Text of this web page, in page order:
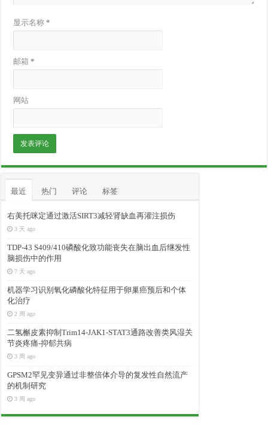
显示名称*
邮箱*
网站
最近 热门 评论 标签
右美托咪定通过激活SIRT3减轻肾缺血再灌注损伤
3 天 ago
TDP-43 S409/410磷酸化致功能丧失在脑出血后继发性
脑损伤中的作用
7 天 ago
机器学习识别氧化磷酸化特征用于卵巢癌预后和个体
化治疗
2 周 ago
二氢槲皮素抑制Trim14-JAK1-STAT3通路改善类风湿关
节炎疼痛-抑郁共病
3 周 ago
GPSM2罕见变异通过非整倍体介导的复发性自然流产
的机制研究
3 周 ago